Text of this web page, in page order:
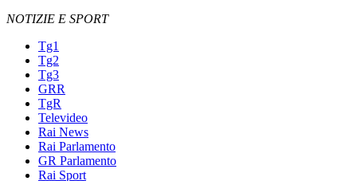
NOTIZIE E SPORT
Tg1
Tg2
Tg3
GRR
TgR
Televideo
Rai News
Rai Parlamento
GR Parlamento
Rai Sport